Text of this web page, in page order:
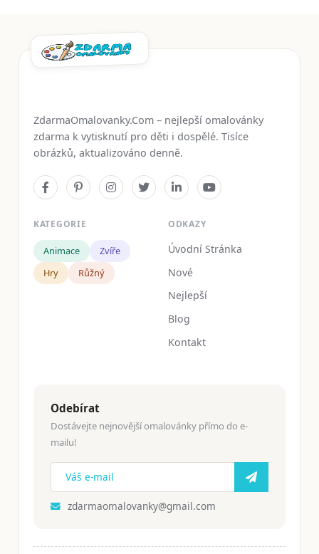
ZdarmaOmalovanky.Com – nejlepší omalovánky
zdarma k vytisknutí pro děti i dospělé. Tisíce
obrázků, aktualizováno denně.
KATEGORIE
Animace
Zvíře
Hry
Růžný
ODKAZY
Úvodní Stránka
Nové
Nejlepší
Blog
Kontakt
Odebírat
Dostávejte nejnovější omalovánky přímo do e-
mailu!
zdarmaomalovanky@gmail.com